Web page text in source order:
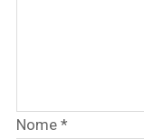
Nome *